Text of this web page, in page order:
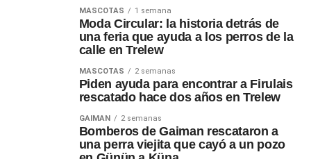
MASCOTAS 1 semana
Moda Circular: la historia detrás de
una feria que ayuda a los perros de la
calle en Trelew
MASCOTAS 2 semanas
Piden ayuda para encontrar a Firulais
rescatado hace dos años en Trelew
GAIMAN 2 semanas
Bomberos de Gaiman rescataron a
una perra viejita que cayó a un pozo